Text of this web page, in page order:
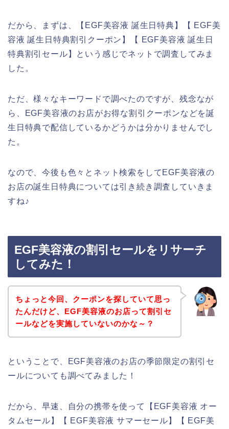
だから、まずは、【EGF美容液 誕生日特典】【 EGF美
容液 誕生日特典割引クーポン】【 EGF美容液 誕生日
特典割引セール】という感じでネットで調査してみま
した。
ただ、様々なキーワードで調べたのですが、残念なが
ら、EGF美容液のお店がお得な割引クーポンなどを誕
生日特典で配信しているかどうかは分かりませんでし
た。
なので、今後も色々とネット検索をしてEGF美容液の
お店の誕生日特典については引き続き調査していきま
すね♪
EGF美容液の割引セールをリサーチ
してみた！
ちょっと今回、クーポンを探していて思っ
たんだけど、EGF美容液のお店って割引セ
ールなどを実施していないのかな～？
ということで、EGF美容液のお店の季節限定の割引セ
ールについても調べてみました！
だから、早速、自分の携帯を使って【EGF美容液 オー
タムセール】【 EGF美容液 サマーセール】【 EGF美